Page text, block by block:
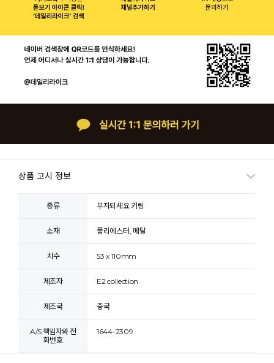
상품 고시 정보
종류 부자되세요 키링
소재 폴리에스터, 메탈
치수 53 x 110mm
제조자 E2 collection
제조국 중국
A/S 책임자와 전
화번호
1644-2309